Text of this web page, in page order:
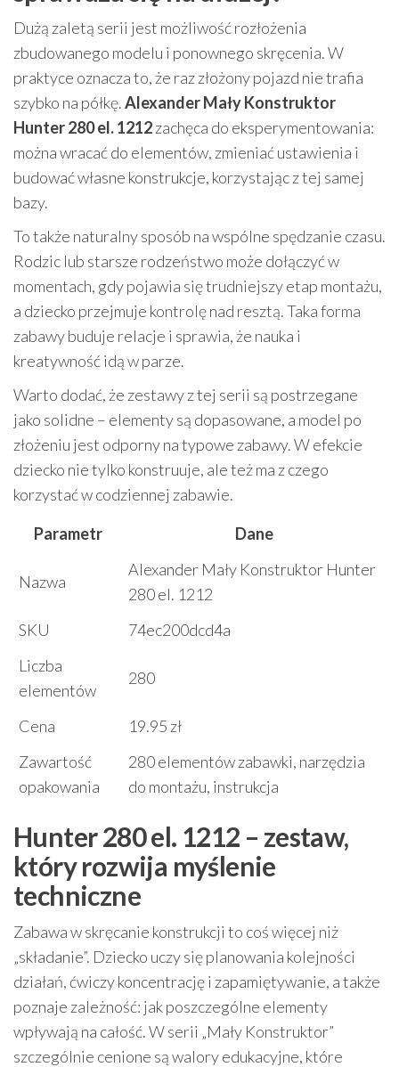
Dużą zaletą serii jest możliwość rozłożenia
zbudowanego modelu i ponownego skręcenia. W
praktyce oznacza to, że raz złożony pojazd nie trafia
szybko na półkę.Alexander Mały Konstruktor
Hunter 280 el. 1212zachęca do eksperymentowania:
można wracać do elementów, zmieniać ustawienia i
budować własne konstrukcje, korzystając z tej samej
bazy.
To także naturalny sposób na wspólne spędzanie czasu.
Rodzic lub starsze rodzeństwo może dołączyć w
momentach, gdy pojawia się trudniejszy etap montażu,
a dziecko przejmuje kontrolę nad resztą. Taka forma
zabawy buduje relacje i sprawia, że nauka i
kreatywność idą w parze.
Warto dodać, że zestawy z tej serii są postrzegane
jako solidne – elementy są dopasowane, a model po
złożeniu jest odporny na typowe zabawy. W efekcie
dziecko nie tylko konstruuje, ale też ma z czego
korzystać w codziennej zabawie.
Parametr
Dane
Nazwa
Alexander Mały Konstruktor Hunter
280 el. 1212
SKU
74ec200dcd4a
Liczba
elementów
280
Cena
19.95 zł
Zawartość
opakowania
280 elementów zabawki, narzędzia
do montażu, instrukcja
Hunter 280 el. 1212 – zestaw,
który rozwija myślenie
techniczne
Zabawa w skręcanie konstrukcji to coś więcej niż
„składanie”. Dziecko uczy się planowania kolejności
działań, ćwiczy koncentrację i zapamiętywanie, a także
poznaje zależność: jak poszczególne elementy
wpływają na całość. W serii „Mały Konstruktor”
szczególnie cenione są walory edukacyjne, które